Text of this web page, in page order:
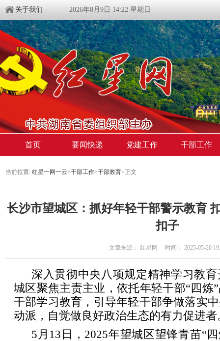
关于我们 2026年8月9日 14:22 星期日
首页 要闻快递 党建工作 干部工作
当前位置: 红星一网一云>干部工作>干部教育>正文
长沙市望城区：抓好年轻干部警示教育
扣子
文章来源： 红星网 时间： 2025-05-20
深入贯彻中央八项规定精神学习教
城区聚焦主责主业，依托年轻干部“四炼
干部学习教育，引导年轻干部争做落实
动派，自觉做良好政治生态的有力促进者
5月13日，2025年望城区望锋青苗“